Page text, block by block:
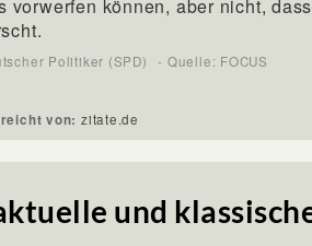
vorwerfen können, aber nicht, dass
Politiker (SPD) - Quelle: FOCUS
von: zitate.de